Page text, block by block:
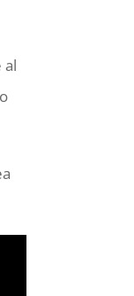
al